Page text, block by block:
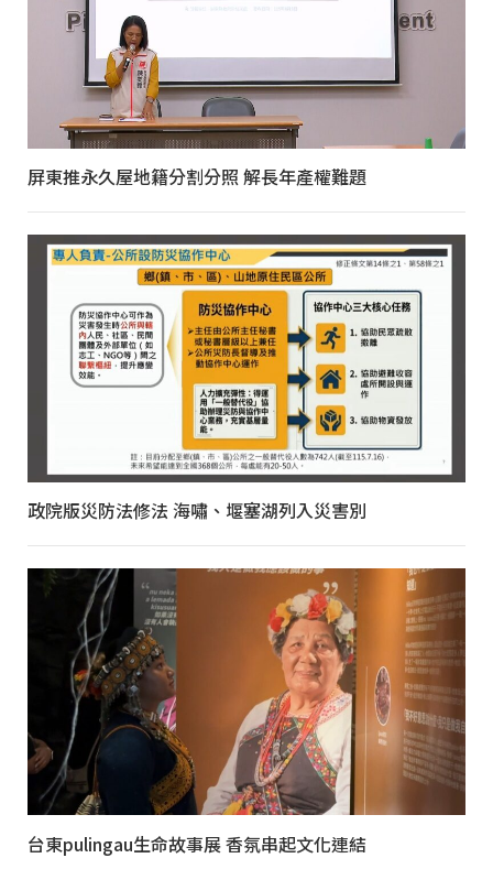
屏東推永久屋地籍分割分照 解長年產權難題
政院版災防法修法 海嘯、堰塞湖列入災害別
台東pulingau生命故事展 香氛串起文化連結